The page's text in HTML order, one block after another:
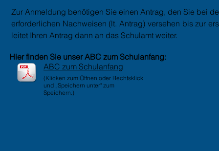
Zur Anmeldung benötigen Sie einen Antrag, den Sie bei
erforderlichen Nachweisen (lt. Antrag) versehen bis zur
leitet Ihren Antrag dann an das Schulamt weiter.
Hier finden Sie unser ABC zum Schulanfang:
ABC zum Schulanfang
(Klicken zum Öffnen oder Rechtsklick
und „Speichern unter" zum
Speichern.)